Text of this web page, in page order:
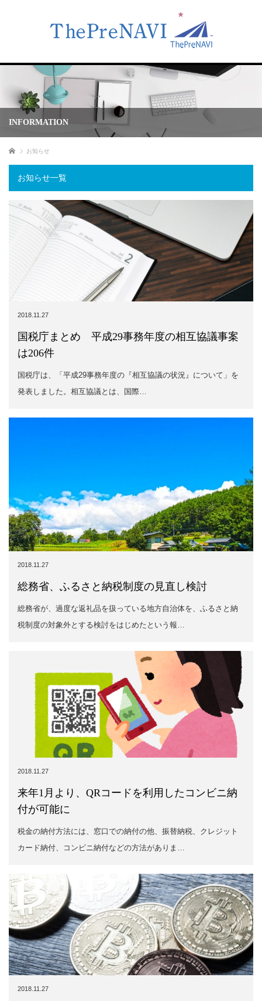
INFORMATION
ホーム お知らせ
お知らせ一覧
2018.11.27
国税庁まとめ 平成29事務年度の相互協議事案
は206件
国税庁は、「平成29事務年度の『相互協議の状況』について」を
発表しました。相互協議とは、国際…
2018.11.27
総務省、ふるさと納税制度の見直し検討
総務省が、過度な返礼品を扱っている地方自治体を、ふるさと納
税制度の対象外とする検討をはじめたという報…
2018.11.27
来年1月より、QRコードを利用したコンビニ納
付が可能に
税金の納付方法には、窓口での納付の他、振替納税、クレジット
カード納付、コンビニ納付などの方法がありま…
2018.11.27